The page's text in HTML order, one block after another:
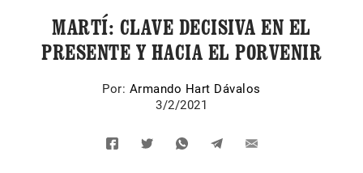
MARTÍ: CLAVE DECISIVA EN EL
PRESENTE Y HACIA EL PORVENIR
Por: Armando Hart Dávalos
3/2/2021